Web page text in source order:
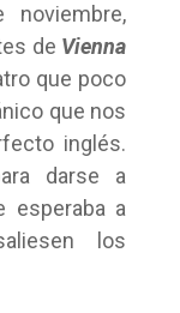
de Vienna
que poco
que nos
inglés.
darse a
esperaba a
los